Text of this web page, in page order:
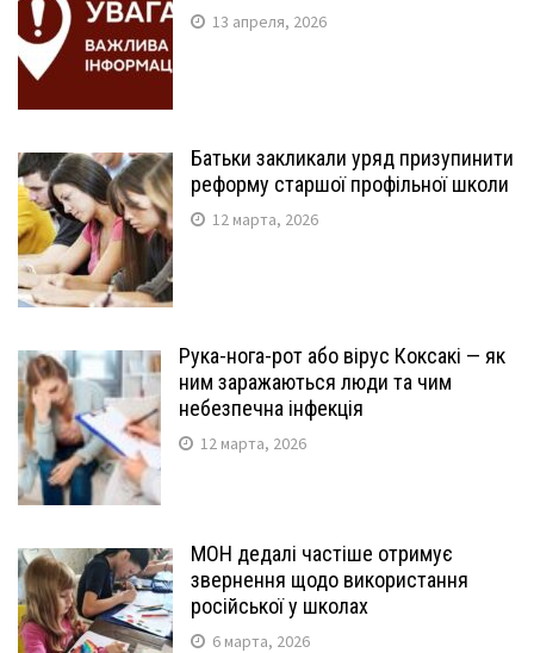
13 апреля, 2026
Батьки закликали уряд призупинити
реформу старшої профільної школи
12 марта, 2026
Рука-нога-рот або вірус Коксакі — як
ним заражаються люди та чим
небезпечна інфекція
12 марта, 2026
МОН дедалі частіше отримує
звернення щодо використання
російської у школах
6 марта, 2026